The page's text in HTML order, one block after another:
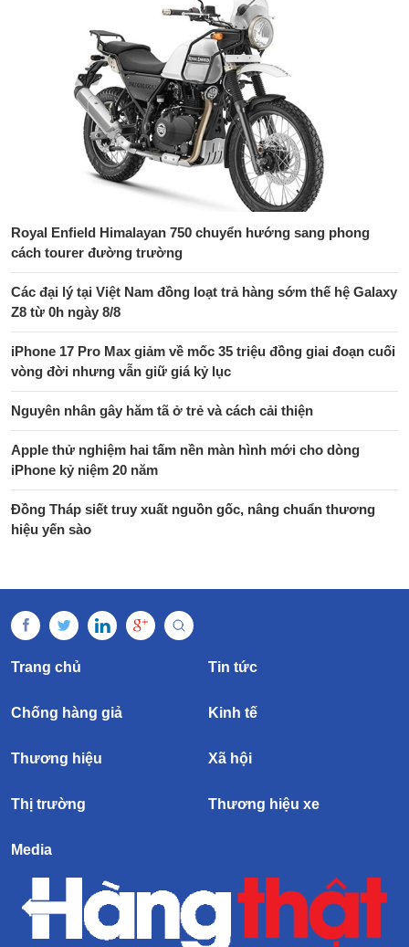
Royal Enfield Himalayan 750 chuyển hướng sang phong
cách tourer đường trường
Các đại lý tại Việt Nam đồng loạt trả hàng sớm thế hệ Galaxy
Z8 từ 0h ngày 8/8
iPhone 17 Pro Max giảm về mốc 35 triệu đồng giai đoạn cuối
vòng đời nhưng vẫn giữ giá kỷ lục
Nguyên nhân gây hăm tã ở trẻ và cách cải thiện
Apple thử nghiệm hai tấm nền màn hình mới cho dòng
iPhone kỷ niệm 20 năm
Đồng Tháp siết truy xuất nguồn gốc, nâng chuẩn thương
hiệu yến sào
Trang chủ Tin tức
Chống hàng giả Kinh tế
Thương hiệu Xã hội
Thị trường Thương hiệu xe
Media